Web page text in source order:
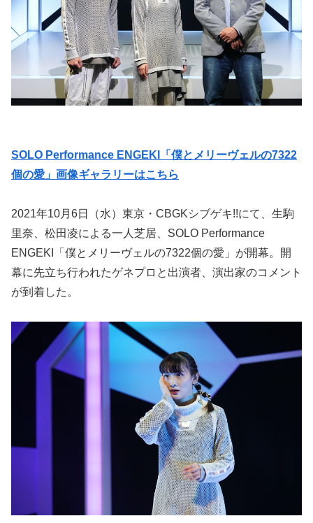
SOLO Performance ENGEKI「僕とメリーヴェルの7322
個の愛」画像ギャラリーはこちら
2021年10月6日（水）東京・CBGKシブゲキ!!にて、生駒
里奈、松田凌による一人芝居、SOLO Performance
ENGEKI「僕とメリーヴェルの7322個の愛」が開幕。開
幕に先立ち行われたゲネプロと出演者、演出家のコメント
が到着した。